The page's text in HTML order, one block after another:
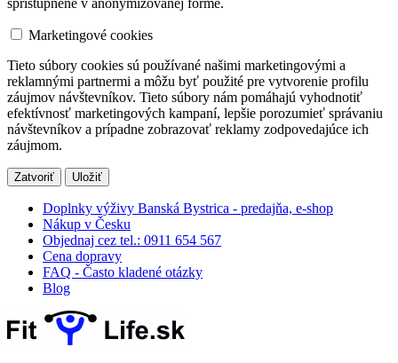
sprístupnené v anonymizovanej forme.
Marketingové cookies
Tieto súbory cookies sú používané našimi marketingovými a
reklamnými partnermi a môžu byť použité pre vytvorenie profilu
záujmov návštevníkov. Tieto súbory nám pomáhajú vyhodnotiť
efektívnosť marketingových kampaní, lepšie porozumieť správaniu
návštevníkov a prípadne zobrazovať reklamy zodpovedajúce ich
záujmom.
Zatvoriť Uložiť
Doplnky výživy Banská Bystrica - predajňa, e-shop
Nákup v Česku
Objednaj cez tel.: 0911 654 567
Cena dopravy
FAQ - Často kladené otázky
Blog